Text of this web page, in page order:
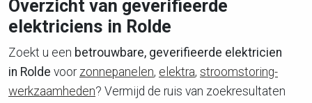
Overzicht van geverifieerde
elektriciens in Rolde
Zoekt u een betrouwbare, geverifieerde elektricien
in Rolde voor zonnepanelen, elektra, stroomstoring-
werkzaamheden? Vermijd de ruis van zoekresultaten